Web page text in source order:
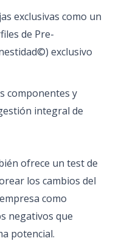
exclusivas como un
de Pre-
exclusivo
componentes y
integral de
ofrece un test de
los cambios del
como
negativos que
potencial.